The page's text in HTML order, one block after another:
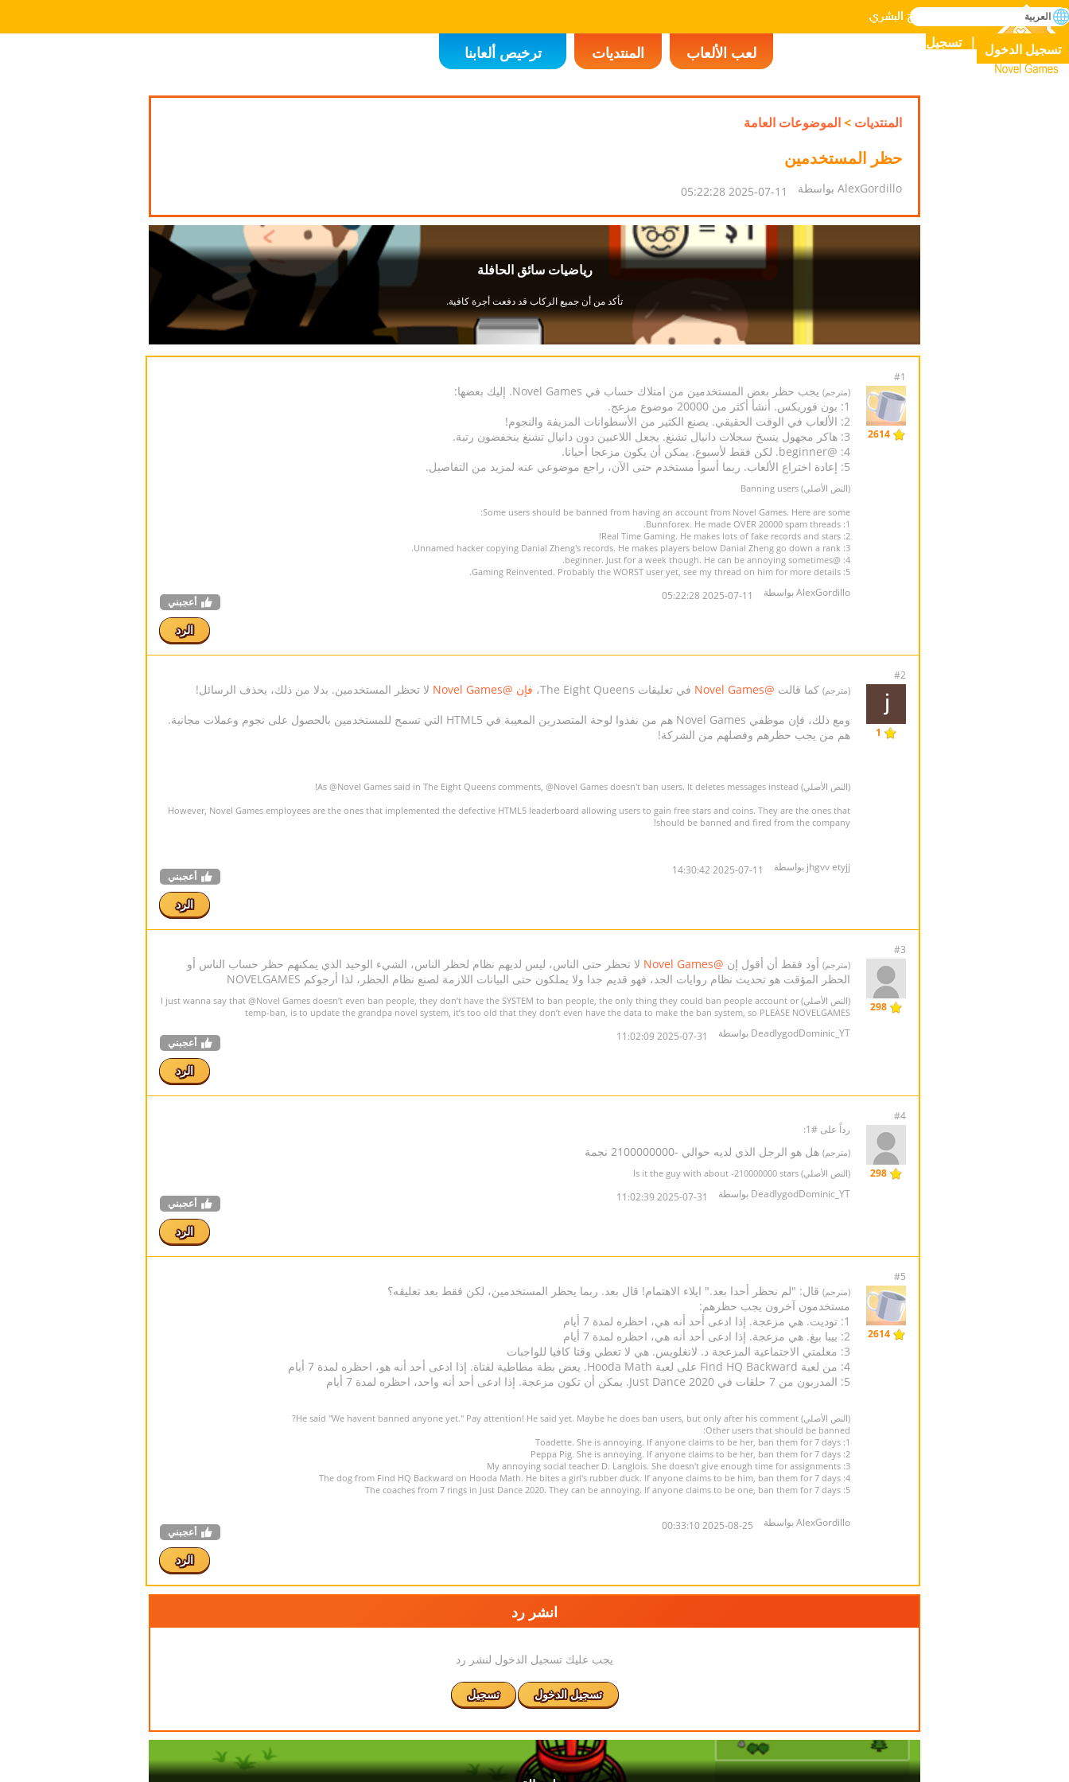
Novel Games
إتقان جميع الألعاب في التاريخ البشري
بحث
لعب الألعاب المنتديات ترخيص ألعابنا تسجيل الدخول تسجيل
العربية
المنتديات >الموضوعات العامة
حظر المستخدمين
AlexGordillo بواسطة 2025-07-11 05:22:28
#1
2614
(مترجم) يجب حظر بعض المستخدمين من امتلاك حساب في Novel Games. إليك بعضها:
1: بون فوريكس. أنشأ أكثر من 20000 موضوع مزعج.
2: الألعاب في الوقت الحقيقي. يصنع الكثير من الأسطوانات المزيفة والنجوم!
3: هاكر مجهول ينسخ سجلات دانيال تشنغ. يجعل اللاعبين دون دانيال تشنغ ينخفضون رتبة.
4: @beginner. لكن فقط لأسبوع. يمكن أن يكون مزعجا أحيانا.
5: إعادة اختراع الألعاب. ربما أسوأ مستخدم حتى الآن، راجع موضوعي عنه لمزيد من التفاصيل.
(النص الأصلي) Banning users
Some users should be banned from having an account from Novel Games. Here are some:
1: Bunnforex. He made OVER 20000 spam threads.
2: Real Time Gaming. He makes lots of fake records and stars!
3: Unnamed hacker copying Danial Zheng's records. He makes players below Danial Zheng go down a rank.
4: @beginner. Just for a week though. He can be annoying sometimes.
5: Gaming Reinvented. Probably the WORST user yet, see my thread on him for more details.
AlexGordillo بواسطة 2025-07-11 05:22:28 أعجبني
الرد
#2
1
(مترجم) كما قالت @Novel Games في تعليقات The Eight Queens، فإن @Novel Games
لا تحظر المستخدمين. بدلا من ذلك، يحذف الرسائل!
ومع ذلك، فإن موظفي Novel Games هم من نفذوا لوحة المتصدرين المعيبة في HTML5 التي تسمح للمستخدمين بالحصول على نجوم وعملات مجانية.
هم من يجب حظرهم وفصلهم من الشركة!
(النص الأصلي) As @Novel Games said in The Eight Queens comments, @Novel Games doesn't ban users. It deletes messages instead!
However, Novel Games employees are the ones that implemented the defective HTML5 leaderboard allowing users to gain free stars and coins. They are the ones that
should be banned and fired from the company!
jhgvv etyjj بواسطة 2025-07-11 14:30:42 أعجبني
الرد
#3
298
(مترجم) أود فقط أن أقول إن @Novel Games
لا تحظر حتى الناس، ليس لديهم نظام لحظر الناس، الشيء الوحيد الذي يمكنهم حظر حساب الناس أو
الحظر المؤقت هو تحديث نظام روايات الجد، فهو قديم جدا ولا يملكون حتى البيانات اللازمة لصنع نظام الحظر، لذا أرجوكم NOVELGAMES
(النص الأصلي) I just wanna say that @Novel Games doesn’t even ban people, they don’t have the SYSTEM to ban people, the only thing they could ban people account or
temp-ban, is to update the grandpa novel system, it’s too old that they don’t even have the data to make the ban system, so PLEASE NOVELGAMES
DeadlygodDominic_YT بواسطة 2025-07-31 11:02:09 أعجبني
الرد
#4
298
رداً على #1:
(مترجم) هل هو الرجل الذي لديه حوالي -2100000000 نجمة
(النص الأصلي) Is it the guy with about -210000000 stars
DeadlygodDominic_YT بواسطة 2025-07-31 11:02:39 أعجبني
الرد
#5
2614
(مترجم) قال: "لم نحظر أحدا بعد." ايلاء الاهتمام! قال بعد. ربما يحظر المستخدمين، لكن فقط بعد تعليقه؟
مستخدمون آخرون يجب حظرهم:
1: توديت. هي مزعجة. إذا ادعى أحد أنه هي، احظره لمدة 7 أيام
2: بيبا بيغ. هي مزعجة. إذا ادعى أحد أنه هي، احظره لمدة 7 أيام
3: معلمتي الاجتماعية المزعجة د. لانغلويس. هي لا تعطي وقتا كافيا للواجبات
4: من لعبة Find HQ Backward على لعبة Hooda Math. يعض بطة مطاطية لفتاة. إذا ادعى أحد أنه هو، احظره لمدة 7 أيام
5: المدربون من 7 حلقات في Just Dance 2020. يمكن أن تكون مزعجة. إذا ادعى أحد أنه واحد، احظره لمدة 7 أيام
(النص الأصلي) He said "We havent banned anyone yet." Pay attention! He said yet. Maybe he does ban users, but only after his comment?
Other users that should be banned:
1: Toadette. She is annoying. If anyone claims to be her, ban them for 7 days
2: Peppa Pig. She is annoying. If anyone claims to be her, ban them for 7 days
3: My annoying social teacher D. Langlois. She doesn't give enough time for assignments
4: The dog from Find HQ Backward on Hooda Math. He bites a girl's rubber duck. If anyone claims to be him, ban them for 7 days
5: The coaches from 7 rings in Just Dance 2020. They can be annoying. If anyone claims to be one, ban them for 7 days
AlexGordillo بواسطة 2025-08-25 00:33:10 أعجبني
الرد
انشر رد
يجب عليك تسجيل الدخول لنشر رد
تسجيل الدخول تسجيل